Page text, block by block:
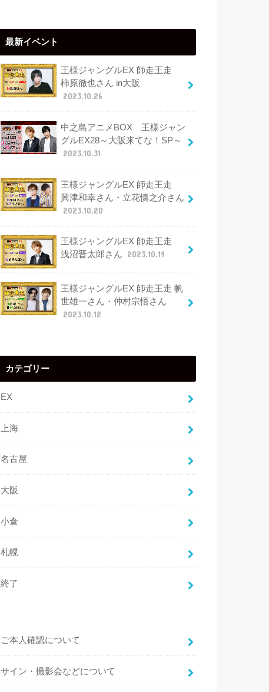
最新イベント
王様ジャングルEX 師走王走
柿原徹也さん in大阪
2023.10.26
中之島アニメBOX 王様ジャン
グルEX28～大阪来てな！SP～
2023.10.31
王様ジャングルEX 師走王走
興津和幸さん・立花慎之介さん
2023.10.20
王様ジャングルEX 師走王走
浅沼晋太郎さん
2023.10.19
王様ジャングルEX 師走王走 帆
世雄一さん・仲村宗悟さん
2023.10.12
カテゴリー
EX
上海
名古屋
大阪
小倉
札幌
終了
ご本人確認について
サイン・撮影会などについて